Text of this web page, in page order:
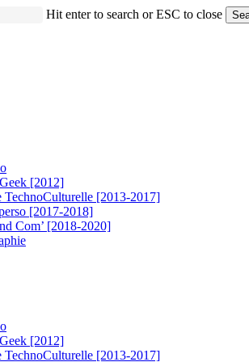
Hit enter to search or ESC to close
[2012]
TechnoCulturelle [2013-2017]
[2017-2018]
Com’ [2018-2020]
[2012]
TechnoCulturelle [2013-2017]